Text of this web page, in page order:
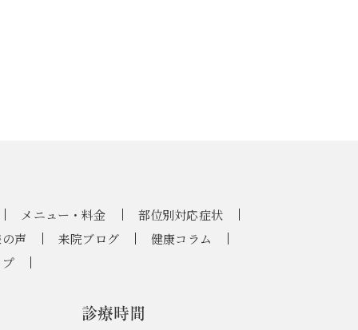
メニュー・料金
部位別対応症状
声
来院ブログ
健康コラム
診療時間